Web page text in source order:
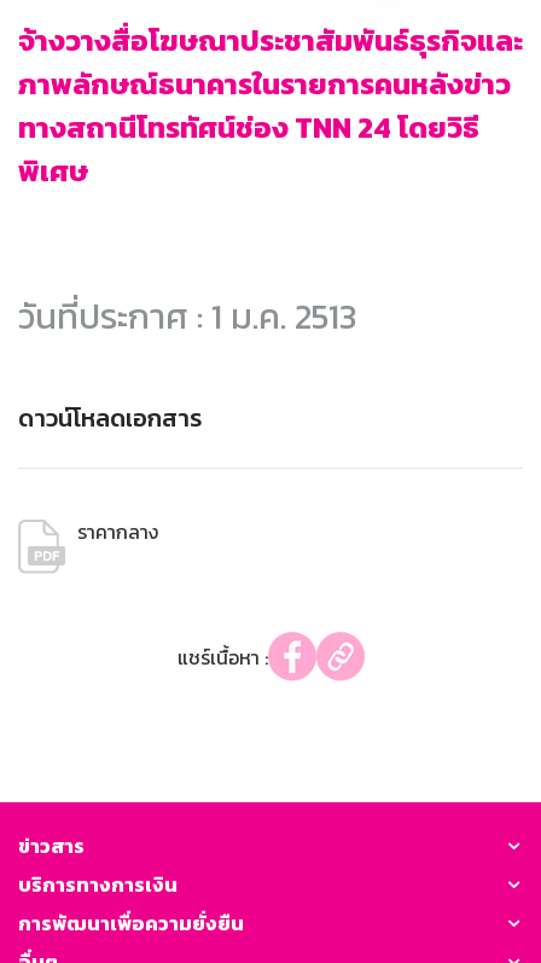
จ้างวางสื่อโฆษณาประชาสัมพันธ์ธุรกิจและ
ภาพลักษณ์ธนาคารในรายการคนหลังข่าว
ทางสถานีโทรทัศน์ช่อง TNN 24 โดยวิธี
พิเศษ
วันที่ประกาศ : 1 ม.ค. 2513
ดาวน์โหลดเอกสาร
ราคากลาง
แชร์เนื้อหา :
ข่าวสาร
บริการทางการเงิน
การพัฒนาเพื่อความยั่งยืน